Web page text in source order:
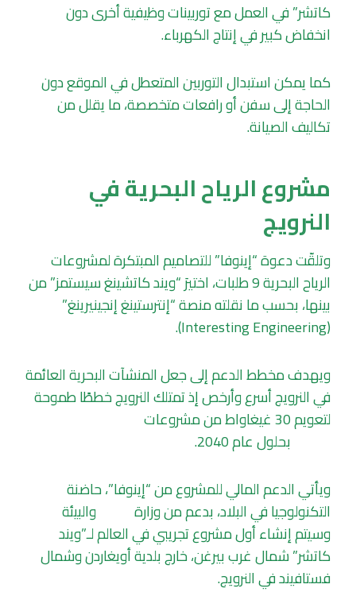
كاتشر” في العمل مع توربينات وظيفية أخرى دون
انخفاض كبير في إنتاج الكهرباء.
كما يمكن استبدال التوربين المتعطل في الموقع دون
الحاجة إلى سفن أو رافعات متخصصة، ما يقلل من
تكاليف الصيانة.
مشروع الرياح البحرية في
النرويج
وتلقّت دعوة “إينوفا” للتصاميم المبتكرة لمشروعات
الرياح البحرية 9 طلبات، اختيرَ “ويند كاتشينغ سيستمز” من
بينها، بحسب ما نقلته منصة “إنترستينغ إنجينيرينغ”
(Interesting Engineering).
ويهدف مخطط الدعم إلى جعل المنشآت البحرية العائمة
في النرويج أسرع وأرخص إذ تمتلك النرويج خططًا طموحة
لتعويم 30 غيغاواط من مشروعات
بحلول عام 2040.
ويأتي الدعم المالي للمشروع من “إينوفا”، حاضنة
التكنولوجيا في البلاد، بدعم من وزارة
والبيئة
وسيتم إنشاء أول مشروع تجريبي في العالم لـ”ويند
كاتشر” شمال غرب بيرغن، خارج بلدية أويغاردن وشمال
فستافيند في النرويج.